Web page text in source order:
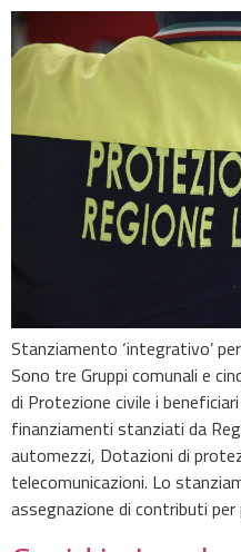
Stanziamento ‘integrativo’
Sono tre Gruppi comunali e
di Protezione civile i
finanziamenti stanziati da
automezzi, Dotazioni di
telecomunicazioni. Lo
assegnazione di contributi